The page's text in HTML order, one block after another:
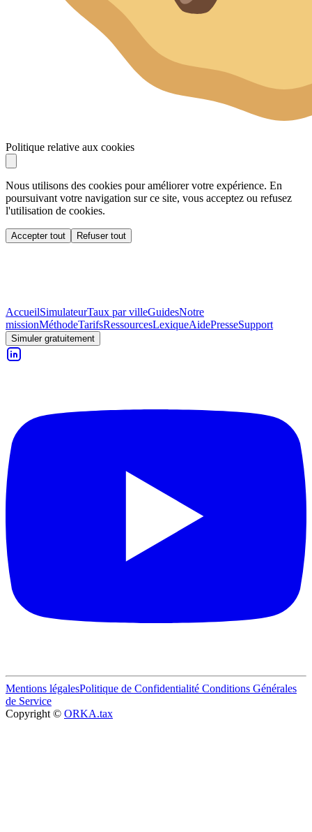
Politique relative aux cookies
Nous utilisons des cookies pour améliorer votre expérience. En
poursuivant votre navigation sur ce site, vous acceptez ou refusez
l'utilisation de cookies.
Accepter tout Refuser tout
AccueilSimulateurTaux par villeGuidesNotre
missionMéthodeTarifsRessourcesLexiqueAidePresseSupport
Simuler gratuitement
Mentions légalesPolitique de Confidentialité Conditions Générales
de Service
Copyright © ORKA.tax